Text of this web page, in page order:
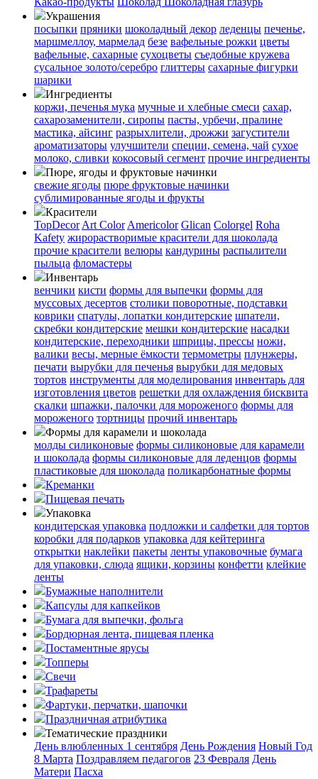
Украшения
посыпки пряники шоколадный декор леденцы печенье,
маршмеллоу, мармелад безе вафельные рожки цветы
вафельные, сахарные сухоцветы съедобные кружева
сусальное золото/серебро глиттеры сахарные фигурки
шарики
Ингредиенты
коржи, печенья мука мучные и хлебные смеси сахар,
сахарозаменители, сиропы пасты, урбечи, пралине
мастика, айсинг разрыхлители, дрожжи загустители
ароматизаторы улучшители специи, семена, чай сухое
молоко, сливки кокосовый сегмент прочие ингредиенты
Пюре, ягоды и фруктовые начинки
свежие ягоды пюре фруктовые начинки
сублимированные ягоды и фрукты
Красители
TopDecor Art Color Americolor Glican Colorgel Roha
Kafety жирорастворимые красители для шоколада
прочие красители велюры кандурины распылители
пыльца фломастеры
Инвентарь
венчики кисти формы для выпечки формы для
муссовых десертов столики поворотные, подставки
коврики cпатулы, лопатки кондитерские шпатели,
скребки кондитерские мешки кондитерские насадки
кондитерские, переходники шприцы, прессы ножи,
валики весы, мерные ёмкости термометры плунжеры,
печати вырубки для печенья вырубки для медовых
тортов инструменты для моделирования инвентарь для
изготовления цветов решетки для охлаждения бисквита
скалки шпажки, палочки для мороженого формы для
мороженого тортницы прочий инвентарь
Формы для карамели и шоколада
молды силиконовые формы силиконовые для карамели
и шоколада формы силиконовые для леденцов формы
пластиковые для шоколада поликарбонатные формы
Креманки
Пищевая печать
Упаковка
кондитерская упаковка подложки и салфетки для тортов
коробки для подарков упаковка для кейтеринга
открытки наклейки пакеты ленты упаковочные бумага
для упаковки, слюда ящики, корзины конфетти клейкие
ленты
Бумажные наполнители
Капсулы для капкейков
Бумага для выпечки, фольга
Бордюрная лента, пищевая пленка
Постаментные ярусы
Топперы
Свечи
Трафареты
Фартуки, перчатки, шапочки
Праздничная атрибутика
Тематические праздники
День влюбленных 1 сентября День Рождения Новый Год
8 Марта Поздравляем педагогов 23 Февраля День
Матери Пасха